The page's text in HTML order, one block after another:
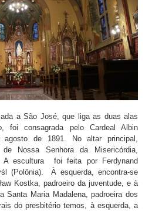
a São José, que liga as duas alas
foi consagrada pelo Cardeal Albin
de 1891. No altar principal,
Nossa Senhora da Misericórdia,
A escultura foi feita por Ferdynand
(Polônia). À esquerda, encontra-se
Kostka, padroeiro da juventude, e à
Santa Maria Madalena, padroeira dos
do presbitério temos, à esquerda, a